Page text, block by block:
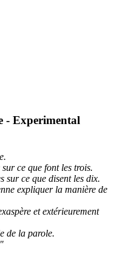
- Experimental
ce que font les trois.
sur ce que disent les dix.
expliquer la manière de
et extérieurement
de la parole.